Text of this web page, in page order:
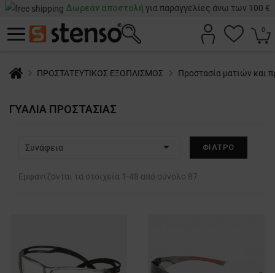
Δωρεάν αποστολή για παραγγελίες άνω των 100 €
0
ΠΡΟΣΤΑΤΕΥΤΙΚΟΣ ΕΞΟΠΛΙΣΜΟΣ Προστασία ματιών και
ΓΥΑΛΙA ΠΡΟΣΤΑΣΊΑΣ
Συνάφεια  ΦΊΛΤΡΟ
Εμφανίζονται τα στοιχεία 1-48 από σύνολο 87